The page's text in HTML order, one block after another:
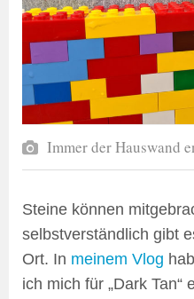
Immer der Hauswand
Steine können
selbstverständlich gibt
Ort. In meinem Vlog
ich mich für „Dark Tan“